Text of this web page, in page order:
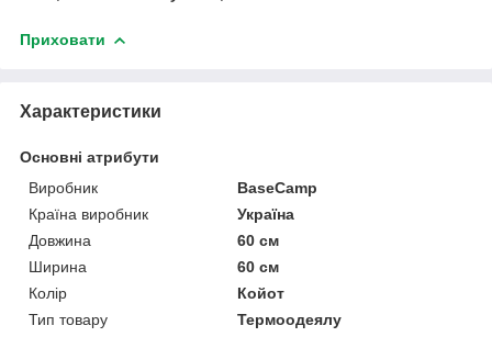
Приховати
Характеристики
Основні атрибути
Виробник
BaseCamp
Країна виробник
Україна
Довжина
60 см
Ширина
60 см
Колір
Койот
Тип товару
Термоодеялу